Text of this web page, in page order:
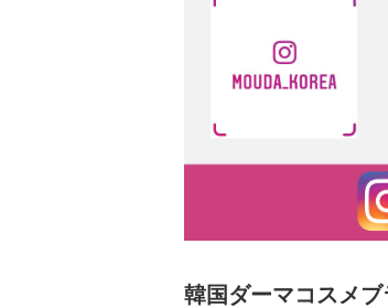
韓国ダーマコスメ